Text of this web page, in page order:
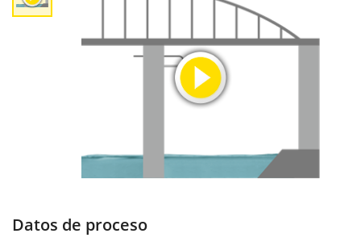
Datos de proceso